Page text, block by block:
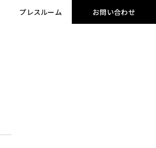
プレスルーム お問い合わせ